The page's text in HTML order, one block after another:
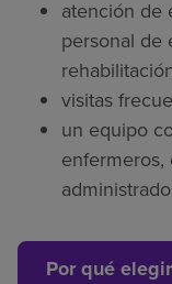
atención de
personal de
visitas
un equipo
enfermeros,
Por qué